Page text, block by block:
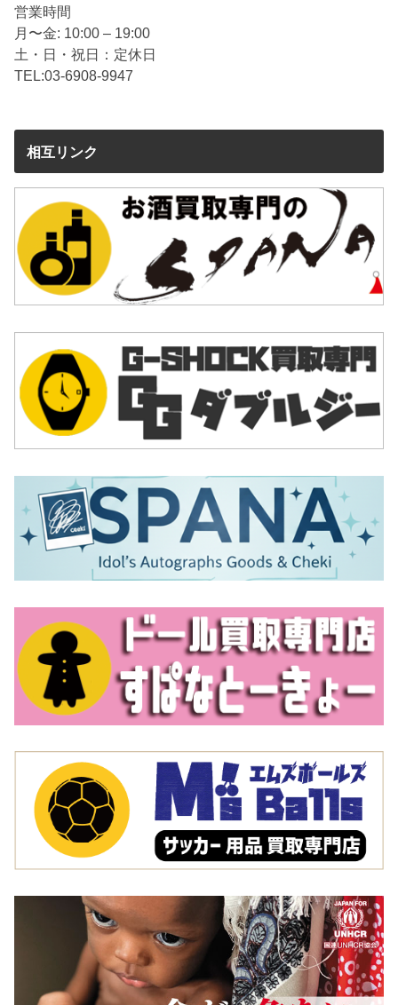
ニフォームも含まれます。以下に買取可能なユニフォー
ムについて紹介しているので、心当たりがあるような
ら、ぜひ押入やタンスの中を探してみてください。
オーセンティックは「本物」という意味ですが、ここで
いう本物は、プロサッカーチームが選手のために支給す
る試合用のユニフォームと同一、もしくは試合用ユニフ
ォームを一般向けに若干カスタマイズしたユニフォーム
のことです。試合用なので、選手が力を極限まで発揮で
きるよう、非常に高度な作りになっています。新品で購
入する場合、数万円することもめずらしくありません。
レプリカ
ノとは異なります。プロサッカーチームから正規ルート
で販売されている一般ファン向けのユニフォームです。
しかしレプリカは、オーセンティックとは異なり試合用
ではないので、機能性は特に重視されていません。ファ
ンがひいきのチームの応援や、日頃のファッションとし
て着用することが多いユニフォームと考えればいいでし
ょう。新品の価格も安く、オーセンティック半分程度で
す。
海外で作られたコピー品やニセモノのユニフォームも日
本に流通しています。最近はニセモノといえどもクオリ
ティが上がってきており、なかなか見極めが難しくなっ
わかった場合は、買取は不可能なのでご了承ください。
選手に実際に支給されたユニフォーム
選手に実際に支給されたユニフォームも買取の対象で
す。トレーニング用など、選手支給のユニフォームには
機能性が重視された作りになっているということです。
もちろん、このようなユニフォームが一般に出回ること
はまれですので、もしもこれをお持ちの場合は、高額査
定が期待できます。
有名選手のユニフォーム
スティアーノ・ロナウドやメッシが今の時代のスーパー
スターなら、ジーコやマラドーナ、ロナウジーニョなど
は過去のスーパースターです。彼らのような伝説的なス
ター選手だけではなく、活躍した有名選手のユニフォー
ムなら、高額査定になる可能性は非常に高いでしょう。
営業時間
月〜金: 10:00 – 19:00
土・日・祝日：定休日
TEL:03-6908-9947
相互リンク